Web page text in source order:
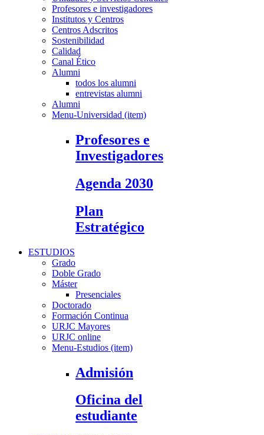
Profesores e investigadores
Institutos y Centros
Centros Adscritos
Sostenibilidad
Calidad
Canal Ético
Alumni
todos los alumni
entrevistas alumni
Alumni
Menu-Universidad (item)
Profesores e
Investigadores
Agenda 2030
Plan
Estratégico
ESTUDIOS
Grado
Doble Grado
Máster
Presenciales
Doctorado
Formación Continua
URJC Mayores
URJC online
Menu-Estudios (item)
Admisión
Oficina del
estudiante